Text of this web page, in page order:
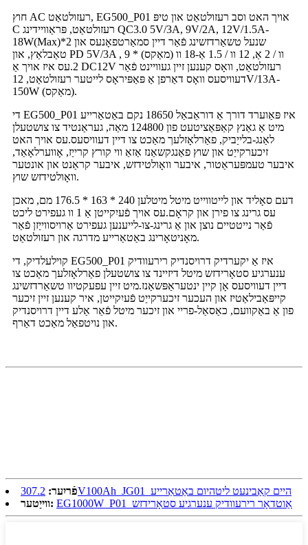
חוץ AC רעזולטאַט, EG500_P01 אויך האט וסב רעזולטאַט און טיפּ
C רעזולטאַט, פּראַוויידינג QC3.0 5V/3A, 9V/2A, 12V/1.5A-
18W(Max)*2 שנעל טשאַרדזשינג פֿאַר דיין סמאַרטפאָנעס און
טאַבלאַץ, און PD 5V/3A , 9 וו / 2 אַ, 12 וו / 1.5 אַ-18 וו (מאַקס) *
2.עס איז אויך אַ DC12V רעזולטאַט, וואָס קענען זיין געוויינט פֿאַר
דעוויסעס וואָס דאַרפן אַ פּאַפּיראָס לייטער רעזולטאַט, 12V/13A-
150W (מאַקס).
די EG500_P01 איז פּאַוערד דורך אַ דוראַבאַל 18650 נקם באַטאַרייע
מיט אַ גאַנץ קאַפּאַציטעט פון 124800 מאַה, געראַנטיד צו צושטעלן
לאַנג-בלייַביק, פאַרלאָזלעך מאַכט צו דיין דעוויסעס.עס אויך האט
זיכערקייַט און שוץ פאַנגקשאַנז אַזאַ ווי קורץ קרייַז, אָווערלאָאַד,
איבער טעמפּעראַטור, איבער וואָולטידזש, איבער קראַנט און אונטער
וואָולטידזש שוץ.
דעם סאָליד און לייטווייט מיטל מיטלען 240 * 163 * 176.5 מם, מאכן
עס גרינג צו פירן און קראָם.עס אויך פֿעיִקייטן אַ 1 וו געפירט ליכט
פֿאַר נייטטיים נוצן און אַ גרינג-צו-לייענען געפירט אַרויסווייַזן פֿאַר
מאָניטאָרינג באַטאַרייע מדרגה און רעזולטאַט.
קוילעלדיק, די EG500_P01 איז אַ יקערדיק דרויסנדיק רירעוודיק
ענערגיע סטאָרידזש מיטל דיזיינד צו צושטעלן פאַרלאָזלעך מאַכט צו
דיין דעוויסעס אָן קיין ינטעראַפּשאַנז.מיט זיין עפעקטיוו טשאַרדזשינג
קייפּאַבילאַטיז און העכער זיכערקייַט פֿעיִקייטן, איר קענען זיין זיכער
פון אַ באַקוועם, כאַסאַל-פריי און זיכער מיטל פֿאַר אַלע דיין דרויסנדיק
און נויטפאַל מאַכט דאַרף.
פֿריִער:
307.2V100Ah_JG01_היים קאַבינעט ליטהיום באַטאַרייע
ווייַטער:
EG1000W_P01_אַוטדאָר רירעוודיק ענערגיע סטאָרידזש